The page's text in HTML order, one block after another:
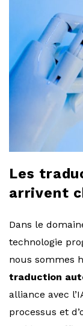
o
b
o
g
Les
arrivent
Dans le
technologie
nous sommes
traduction
alliance avec
processus et